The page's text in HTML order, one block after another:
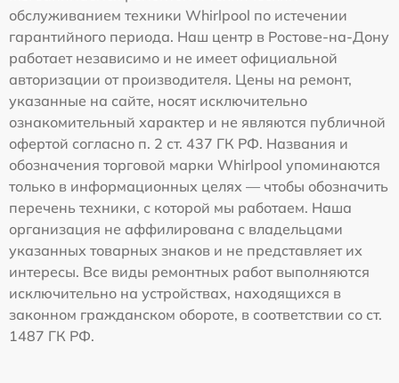
обслуживанием техники Whirlpool по истечении
гарантийного периода. Наш центр в Ростове-на-Дону
работает независимо и не имеет официальной
авторизации от производителя. Цены на ремонт,
указанные на сайте, носят исключительно
ознакомительный характер и не являются публичной
офертой согласно п. 2 ст. 437 ГК РФ. Названия и
обозначения торговой марки Whirlpool упоминаются
только в информационных целях — чтобы обозначить
перечень техники, с которой мы работаем. Наша
организация не аффилирована с владельцами
указанных товарных знаков и не представляет их
интересы. Все виды ремонтных работ выполняются
исключительно на устройствах, находящихся в
законном гражданском обороте, в соответствии со ст.
1487 ГК РФ.